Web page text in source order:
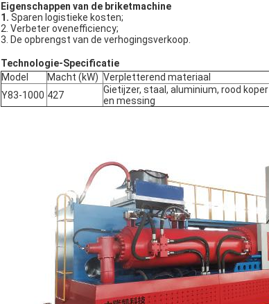
Eigenschappen van de briketmachine
1. Sparen logistieke kosten;
2. Verbeter ovenefficiency;
3. De opbrengst van de verhogingsverkoop.
Technologie-Specificatie
Model
Macht (kW) Verpletterend materiaal
Y83-1000 427
Gietijzer, staal, aluminium, rood koper
en messing